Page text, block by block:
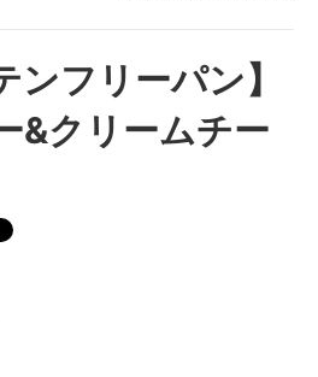
ンフリーパン】
&クリームチー